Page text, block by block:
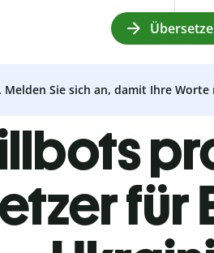
Sie sich an, damit Ihre
für